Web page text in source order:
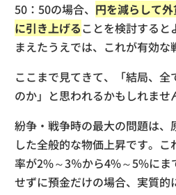
50：50の場合、 円を減らして
に引き上げることを検討する
まえたうえでは、これが有効な
ここまで見てきて、「結局、
のか」と思われるかもしれませ
紛争・戦争時の最大の問題は、
した全般的な物価上昇です。
率が2%～3％から4%～5%にま
せずに預金だけの場合、実質